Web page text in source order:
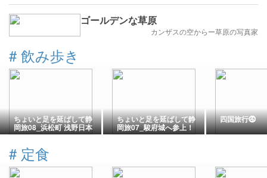
ゴールデンな草原
カンザスの空からー草原の写真家
# 飲み歩き
ちょいと足を延ばして静
岡旅08_浜松町 浅野日本
酒店からの秋田家
ちょいと足を延ばして静
岡旅07_駿府城へ参上！
からのTHE PINT SHACK
四国旅行⓸
# 定食